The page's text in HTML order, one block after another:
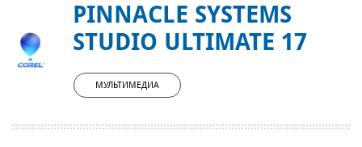
PINNACLE SYSTEMS
STUDIO ULTIMATE 17
МУЛЬТИМЕДИА